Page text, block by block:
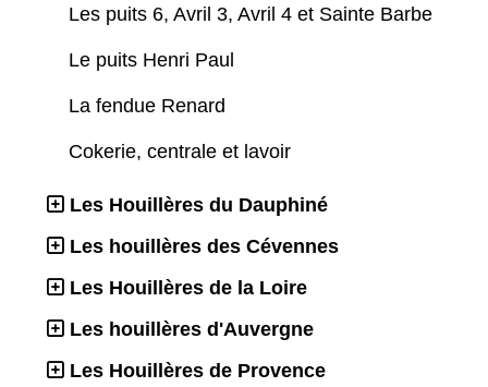
Les puits 6, Avril 3, Avril 4 et Sainte Barbe
Le puits Henri Paul
La fendue Renard
Cokerie, centrale et lavoir
Les Houillères du Dauphiné
Les houillères des Cévennes
Les Houillères de la Loire
Les houillères d'Auvergne
Les Houillères de Provence